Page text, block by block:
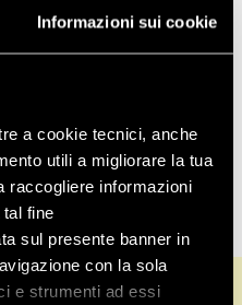
Informazioni sui cookie
a cookie tecnici, anche
utili a migliorare la tua
raccogliere informazioni
tal fine
sul presente banner in
con la sola
e strumenti ad essi